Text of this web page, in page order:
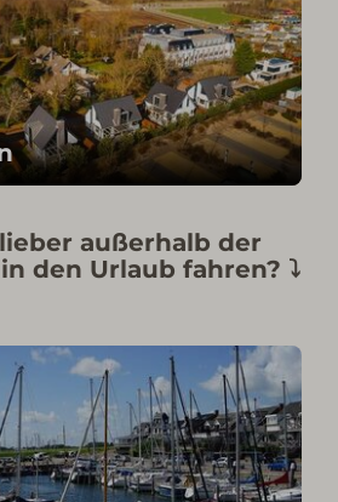
außerhalb der
den Urlaub fahren? ⤵